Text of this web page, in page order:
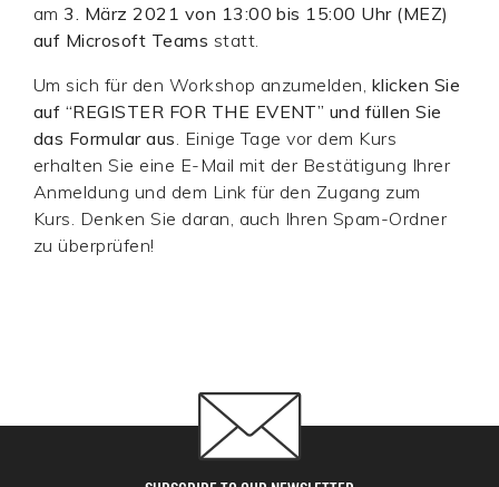
am 3. März 2021 von 13:00 bis 15:00 Uhr (MEZ)
auf Microsoft Teams statt.
Um sich für den Workshop anzumelden, klicken Sie
auf “REGISTER FOR THE EVENT” und füllen Sie
das Formular aus . Einige Tage vor dem Kurs
erhalten Sie eine E-Mail mit der Bestätigung Ihrer
Anmeldung und dem Link für den Zugang zum
Kurs. Denken Sie daran, auch Ihren Spam-Ordner
zu überprüfen!